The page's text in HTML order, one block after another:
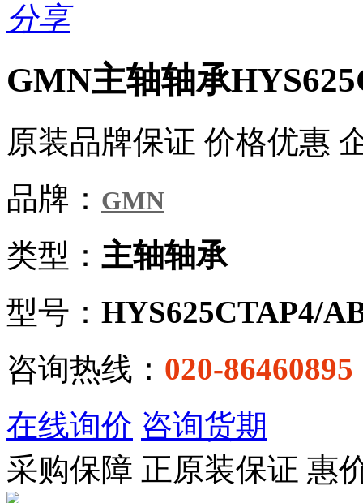
分享
GMN主轴轴承
原装品牌保证 价格优惠
品牌： GMN
类型： 主轴轴承
型号： HYS625CTAP4/
咨询热线： 020-86460895
在线询价 咨询货期
采购保障 正原装保证 惠